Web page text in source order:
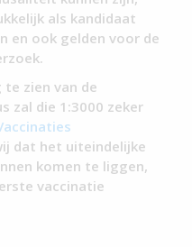
als kandidaat
en ook gelden voor de
te zien van de
zal die 1:3000 zeker
dat het uiteindelijke
komen te liggen,
vaccinatie